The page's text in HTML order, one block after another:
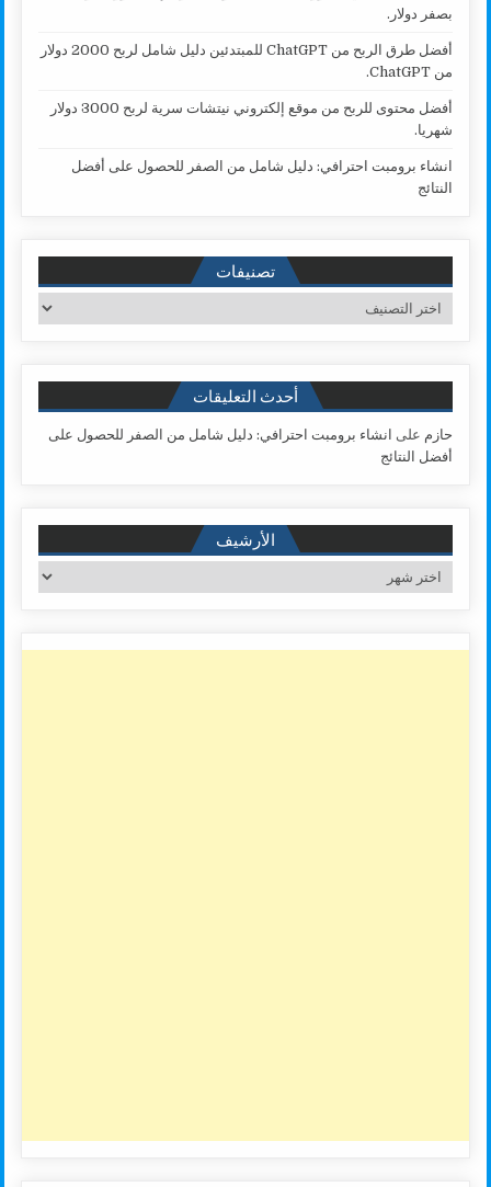
بصفر دولار.
أفضل طرق الربح من ChatGPT للمبتدئين دليل شامل لربح 2000 دولار
من ChatGPT.
أفضل محتوى للربح من موقع إلكتروني نيتشات سرية لربح 3000 دولار
شهريا.
انشاء برومبت احترافي: دليل شامل من الصفر للحصول على أفضل
النتائج
تصنيفات
تصنيفات
أحدث التعليقات
حازم على انشاء برومبت احترافي: دليل شامل من الصفر للحصول على
أفضل النتائج
الأرشيف
الأرشيف